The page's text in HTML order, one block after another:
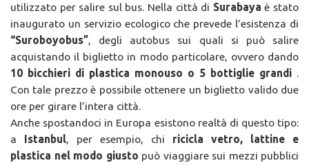
utilizzato per salire sul bus. Nella città di Surabaya è stato
inaugurato un servizio ecologico che prevede l’esistenza di
“Suroboyobus”, degli autobus sui quali si può salire
acquistando il biglietto in modo particolare, ovvero dando
10 bicchieri di plastica monouso o 5 bottiglie grandi .
Con tale prezzo è possibile ottenere un biglietto valido due
ore per girare l’intera città.
Anche spostandoci in Europa esistono realtà di questo tipo:
a Istanbul, per esempio, chi ricicla vetro, lattine e
plastica nel modo giusto può viaggiare sui mezzi pubblici